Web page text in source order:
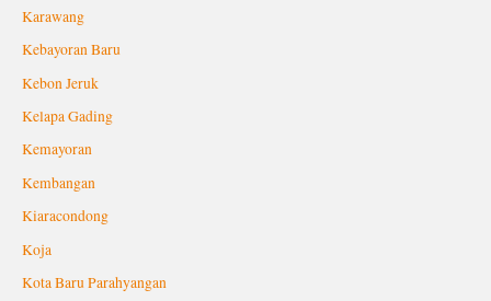
Karawang
Kebayoran Baru
Kebon Jeruk
Kelapa Gading
Kemayoran
Kembangan
Kiaracondong
Koja
Kota Baru Parahyangan